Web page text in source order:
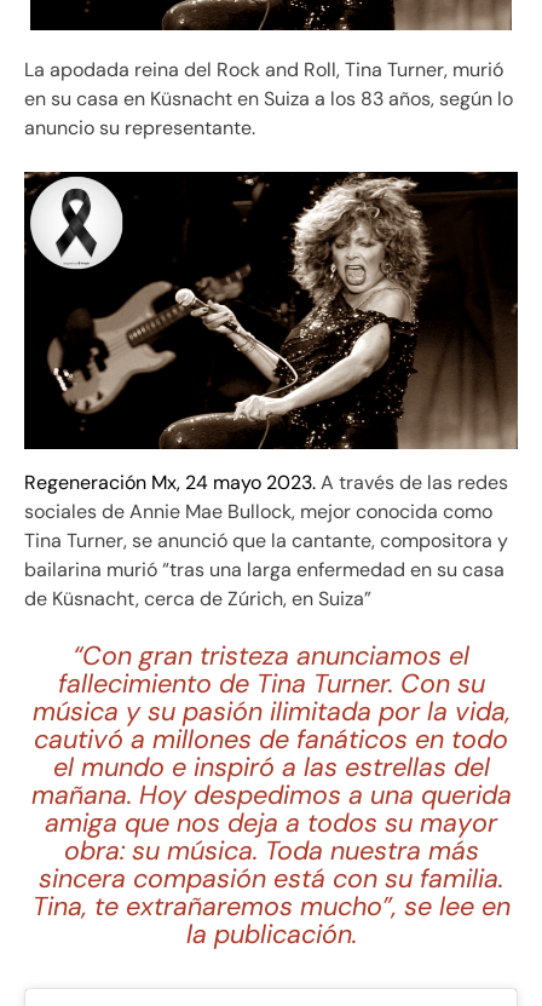
La apodada reina del Rock and Roll, Tina Turner, murió
en su casa en Küsnacht en Suiza a los 83 años, según lo
anuncio su representante.
Regeneración Mx, 24 mayo 2023.A través de las redes
sociales de Annie Mae Bullock, mejor conocida como
Tina Turner, se anunció que la cantante, compositora y
bailarina murió “tras una larga enfermedad en su casa
de Küsnacht, cerca de Zúrich, en Suiza”
“Con gran tristeza anunciamos el
fallecimiento de Tina Turner. Con su
música y su pasión ilimitada por la vida,
cautivó a millones de fanáticos en todo
el mundo e inspiró a las estrellas del
mañana. Hoy despedimos a una querida
amiga que nos deja a todos su mayor
obra: su música. Toda nuestra más
sincera compasión está con su familia.
Tina, te extrañaremos mucho”, se lee en
la publicación.